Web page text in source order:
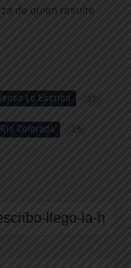
de quien resulte
Lo Escribo 17
Colorado 19